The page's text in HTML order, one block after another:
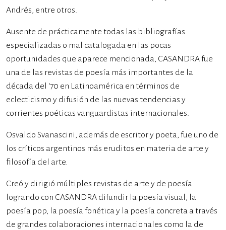
Andrés, entre otros.
Ausente de prácticamente todas las bibliografías
especializadas o mal catalogada en las pocas
oportunidades que aparece mencionada, CASANDRA fue
una de las revistas de poesía más importantes de la
década del ‘70 en Latinoamérica en términos de
eclecticismo y difusión de las nuevas tendencias y
corrientes poéticas vanguardistas internacionales.
Osvaldo Svanascini, además de escritor y poeta, fue uno de
los críticos argentinos más eruditos en materia de arte y
filosofía del arte.
Creó y dirigió múltiples revistas de arte y de poesía
logrando con CASANDRA difundir la poesía visual, la
poesía pop, la poesía fonética y la poesía concreta a través
de grandes colaboraciones internacionales como la de